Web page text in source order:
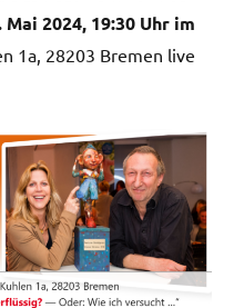
Mai 2024, 19:30 Uhr im
1a, 28203 Bremen live